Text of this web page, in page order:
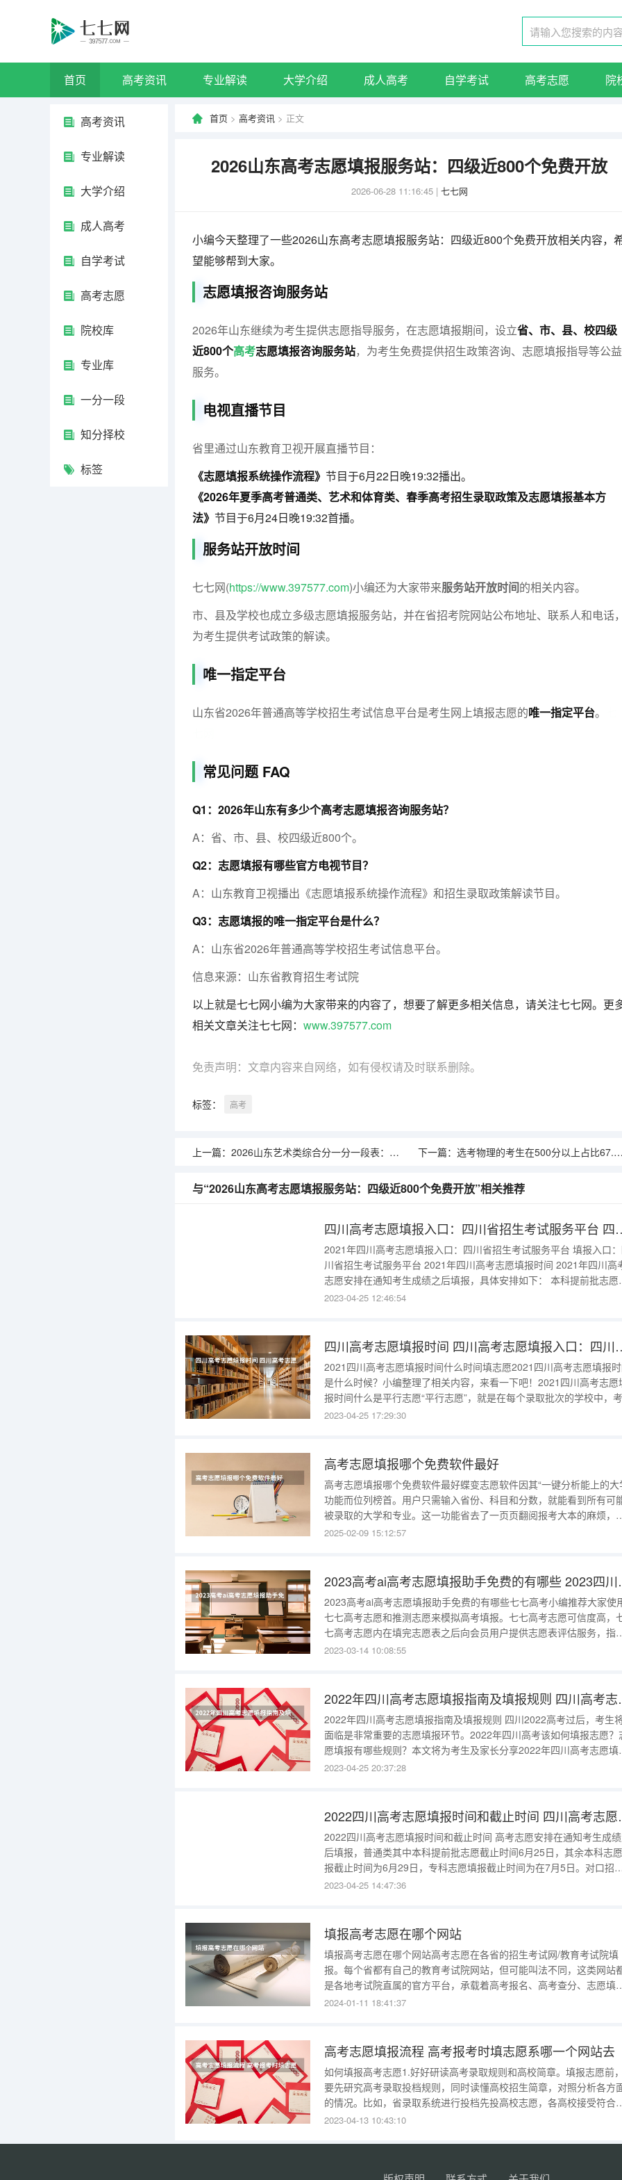
首页 高考资讯 专业解读 大学介绍 成人高考 自学考试 高考志愿 院
高考资讯
专业解读
大学介绍
成人高考
自学考试
高考志愿
院校库
专业库
一分一段
知分择校
标签
首页 > 高考资讯 > 正文
2026山东高考志愿填报服务站：四级近800个免费开放
2026-06-28 11:16:45 | 七七网
小编今天整理了一些2026山东高考志愿填报服务站：四级近800个免费开放相关内容，
望能够帮到大家。
志愿填报咨询服务站
2026年山东继续为考生提供志愿指导服务，在志愿填报期间，设立省、市、县、校四级
近800个高考志愿填报咨询服务站，为考生免费提供招生政策咨询、志愿填报指导等公益
服务。
电视直播节目
省里通过山东教育卫视开展直播节目：
《志愿填报系统操作流程》 节目于6月22日晚19:32播出。
《2026年夏季高考普通类、艺术和体育类、春季高考招生录取政策及志愿填报基本方
法》 节目于6月24日晚19:32首播。
服务站开放时间
七七网(https://www.397577.com)小编还为大家带来服务站开放时间的相关内容。
市、县及学校也成立多级志愿填报服务站，并在省招考院网站公布地址、联系人和电话，
为考生提供考试政策的解读。
唯一指定平台
山东省2026年普通高等学校招生考试信息平台是考生网上填报志愿的唯一指定平台。
常见问题 FAQ
Q1：2026年山东有多少个高考志愿填报咨询服务站？
A：省、市、县、校四级近800个。
Q2：志愿填报有哪些官方电视节目？
A：山东教育卫视播出《志愿填报系统操作流程》和招生录取政策解读节目。
Q3：志愿填报的唯一指定平台是什么？
A：山东省2026年普通高等学校招生考试信息平台。
信息来源：山东省教育招生考试院
以上就是七七网小编为大家带来的内容了，想要了解更多相关信息，请关注七七网。更
相关文章关注七七网： www.397577.com
免责声明：文章内容来自网络，如有侵权请及时联系删除。
标签： 高考
上一篇： 2026山东艺术类综合分一分一段表：各专业类别双达线考生文化成绩排名的作用 下一篇： 选考物理的考生在500分以上占比67.4%，历史类仅32.8%
与“2026山东高考志愿填报服务站：四级近800个免费开放”相关推荐
四川高考志愿填报入口
2021年四川高考志愿填报入口：四川省招生考试服务平台 填报入口
川省招生考试服务平台 2021年四川高考志愿填报时间 2021年四川高考
志愿安排在通知考生成绩之后填报，具体安排如下： 本科提前批志愿填
报截止时间为6月25日17：00; 其余本科志愿填报截止时间为6月29日
2023-04-25 12:46:54
四川高考志愿填报时间
2021四川高考志愿填报时间什么时间填志愿2021四川高考志愿填报
是什么时候？小编整理了相关内容，来看一下吧！2021四川高考志愿
报时间什么是平行志愿“平行志愿”，就是在每个录取批次的学校中，
可填报若干个平行的学校，然后按“分数优先、遵循志愿”的原则进行投
的A
2023-04-25 17:29:30
高考志愿填报哪个免费软件最好
高考志愿填报哪个免费软件最好蝶变志愿软件因其“一键分析能上的大
功能而位列榜首。用户只需输入省份、科目和分数，就能看到所有可
被录取的大学和专业。这一功能省去了一页页翻阅报考大本的麻烦，
别适合数学不敏感或不确定选校专业的同学。软件的“性格测评”功能通
件的“位
2025-02-09 15:12:57
2023高考ai
2023高考ai高考志愿填报助手免费的有哪些七七高考小编推荐大家使
七七高考志愿和推测志愿来模拟高考填报。七七高考志愿可信度高，
七高考志愿内在填完志愿表之后向会员用户提供志愿表评估服务，指
志愿表的不足和修改建议。2023AI志愿填报免费网站都有什么七七高考
帮助考生不
2023-03-14 10:08:55
2022年四川高
2022年四川高考志愿填报指南及填报规则 四川2022高考过后，考生
面临是非常重要的志愿填报环节。2022年四川高考该如何填报志愿？
愿填报有哪些规则？本文将为考生及家长分享2022年四川高考志愿填
指南及志愿填报规则，请考生与家长收藏参考。 2022年四川高考志愿填
2023-04-25 20:37:28
2022四川高考
2022四川高考志愿填报时间和截止时间 高考志愿安排在通知考生成
后填报，普通类其中本科提前批志愿截止时间6月25日，其余本科志
报截止时间为6月29日，专科志愿填报截止时间为在7月5日。对口招
志愿填报截止时间为6月29日。下文为具体关于高考志愿填报时间的安
2023-04-25 14:47:36
填报高考志愿在哪个网站
填报高考志愿在哪个网站高考志愿在各省的招生考试网/教育考试院填
报。每个省都有自己的教育考试院网站，但可能叫法不同，这类网站
是各地考试院直属的官方平台，承载着高考报名、高考查分、志愿填
报、录取查询等重要功能。教育考试院官网能查询到往年学校提档线和
可能做出
2024-01-11 18:41:37
高考志愿填报流程 高考报考时填志愿系哪一个网站去
如何填报高考志愿1.好好研读高考录取规则和高校简章。填报志愿前，
要先研究高考录取投档规则，同时读懂高校招生简章，对照分析各方
的情况。比如，省录取系统进行投档先投高校志愿，各高校接受符合
档条件的考生电子档案后，进行专业志愿“再投档”等，学校投档不了，
业志愿投档，大部分高校采取传统志愿而非平行志愿。一些高校明确
2023-04-13 10:43:10